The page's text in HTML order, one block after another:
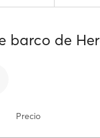
barco de
Precio